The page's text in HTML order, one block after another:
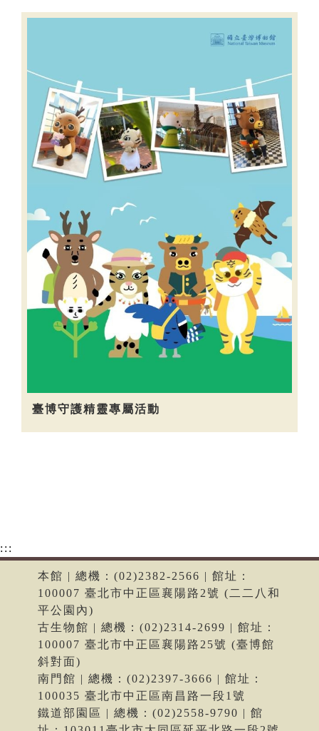
臺博守護精靈專屬活動
:::
本館 | 總機：(02)2382-2566 | 館址：
100007 臺北市中正區襄陽路2號 (二二八和
平公園內)
古生物館 | 總機：(02)2314-2699 | 館址：
100007 臺北市中正區襄陽路25號 (臺博館
斜對面)
南門館 | 總機：(02)2397-3666 | 館址：
100035 臺北市中正區南昌路一段1號
鐵道部園區 | 總機：(02)2558-9790 | 館